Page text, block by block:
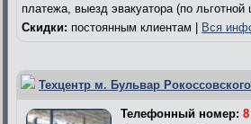
платежа, выезд эвакуатора (по льготной
Скидки: постоянным клиентам | Вся
Техцентр м. Бульвар
Телефонный номер: